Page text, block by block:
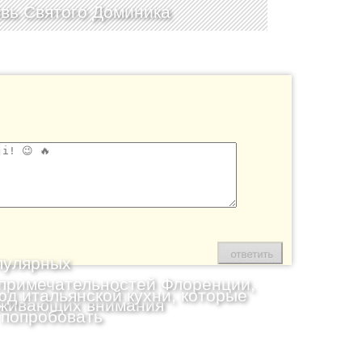
Святого Доминика
Флоренции,
внимания
итальянской кухни, которые